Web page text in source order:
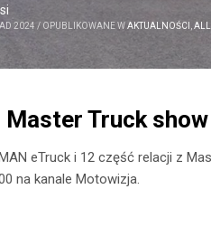
2024 / OPUBLIKOWANE WAKTUALNOŚCI ALL
Truck
eTruck i 12 część relacji z
na kanale Motowizja.